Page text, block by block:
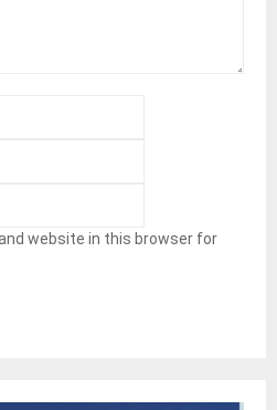
website in this browser for